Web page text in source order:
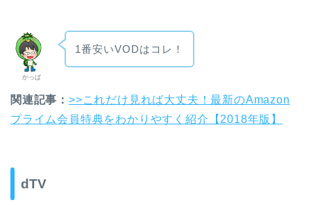
かっぱ
1番安いVODはコレ！
関連記事： >>これだけ見れば大丈夫！最新のAmazon
プライム会員特典をわかりやすく紹介【2018年版】
dTV